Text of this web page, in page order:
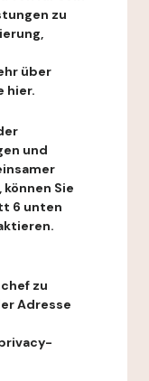
zu
über
hier.
und
Sie
6 unten
zu
Adresse